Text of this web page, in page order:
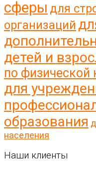
сферы для
организаций
детей и
по физической
для
образования
населения
Наши клиенты